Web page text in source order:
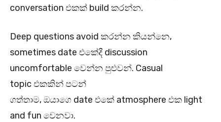
conversation එකක් build කරන්න.
Deep questions avoid කරන්න කියන්නෙ,
sometimes date එකේදී discussion
uncomfortable වෙන්න පුළුවන්. Casual
topic එකකින් පටන්
ගත්තාම, ඔයාගෙ date එකේ atmosphere එක light
and fun වෙනවා.